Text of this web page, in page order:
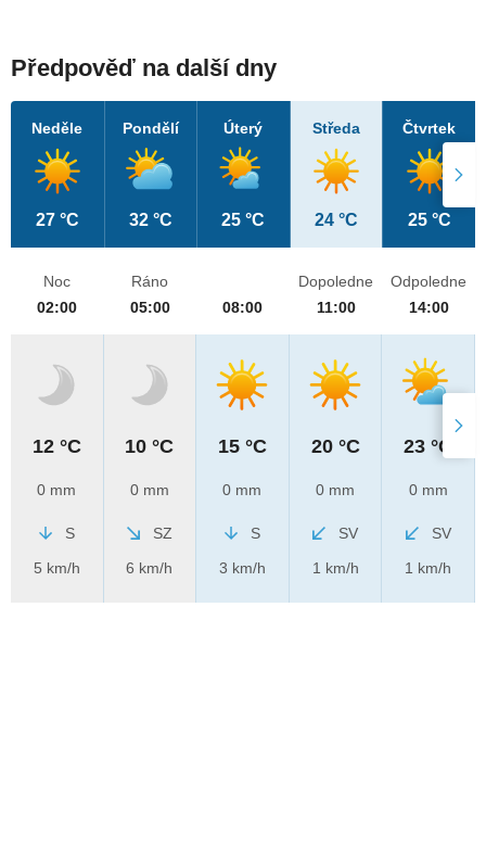
Předpověď na další dny
Neděle
27 °C
Pondělí
32 °C
Úterý
25 °C
Středa
24 °C
Čtvrtek
25 °C
Noc
02:00
12 °C
0 mm
S
5 km/h
Ráno
05:00
10 °C
0 mm
SZ
6 km/h
08:00
15 °C
0 mm
S
3 km/h
Dopoledne
11:00
20 °C
0 mm
SV
1 km/h
Odpoledne
14:00
23 °C
0 mm
SV
1 km/h